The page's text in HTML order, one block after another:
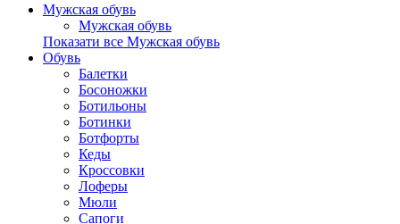
Мужская обувь
Мужская обувь
Показати все Мужская обувь
Обувь
Балетки
Босоножки
Ботильоны
Ботинки
Ботфорты
Кеды
Кроссовки
Лоферы
Мюли
Сапоги